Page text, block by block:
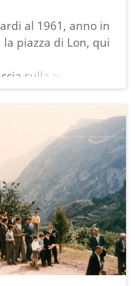
al 1961, anno in
piazza di Lon, qui
sulla piazza è
precedente
l'osteria del
anni '50. Nella
presenza di una
tempo conteneva
e poco distante un
lato opposto della
una casa si nota
per il
inerti che veniva